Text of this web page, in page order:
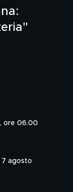
ore 06.00
7 agosto